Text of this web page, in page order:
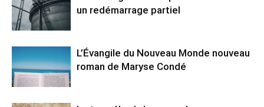
un redémarrage partiel
L’Évangile du Nouveau Monde nouveau
roman de Maryse Condé